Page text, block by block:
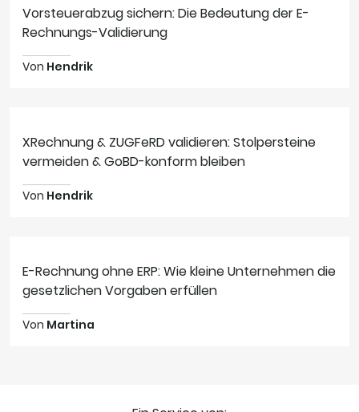
Vorsteuerabzug sichern: Die Bedeutung der E-
Rechnungs-Validierung
Von Hendrik
XRechnung & ZUGFeRD validieren: Stolpersteine
vermeiden & GoBD-konform bleiben
Von Hendrik
E-Rechnung ohne ERP: Wie kleine Unternehmen die
gesetzlichen Vorgaben erfüllen
Von Martina